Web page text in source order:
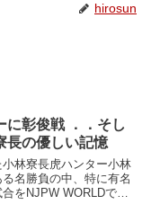
hirosun
に彰俊戦 ．．そし
長の優しい記憶
林寮長虎ハンター小林
名勝負の中、特に有名
をNJPW WORLDで視